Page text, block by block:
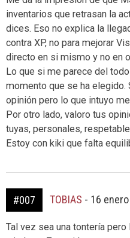
inventarios que retrasan la
dices. Eso no explica la
contra XP, no para mejorar
directo en si mismo y no en
Lo que si me parece del
momento que se ha
opinión pero lo que intuyo
Por otro lado, valoro tus
tuyas, personales,
Estoy con kiki que falta
#007 TOBIAS - 16
Tal vez sea una tontería